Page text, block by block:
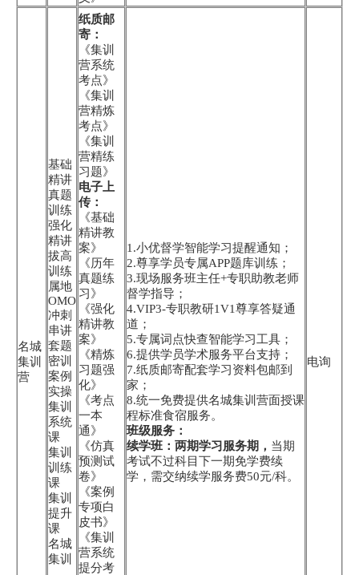
名城
集训
营
基础
精讲
真题
训练
强化
精讲
拔高
训练
属地
OMO
冲刺
串讲
套题
密训
案例
实操
集训
系统
课
集训
训练
课
集训
提升
课
名城
集训
纸质邮
寄：
《集训
营系统
考点》
《集训
营精炼
考点》
《集训
营精练
习题》
电子上
传：
《基础
精讲教
案》
《历年
真题练
习》
《强化
精讲教
案》
《精炼
习题强
化》
《考点
一本
通》
《仿真
预测试
卷》
《案例
专项白
皮书》
《集训
营系统
提分考
1.小优督学智能学习提醒通知；
2.尊享学员专属APP题库训练；
3.现场服务班主任+专职助教老师
督学指导；
4.VIP3-专职教研1V1尊享答疑通
道；
5.专属词点快查智能学习工具；
6.提供学员学术服务平台支持；
7.纸质邮寄配套学习资料包邮到
家；
8.统一免费提供名城集训营面授课
程标准食宿服务。
班级服务：
续学班：两期学习服务期， 当期
考试不过科目下一期免学费续
学，需交纳续学服务费50元/科。
电询